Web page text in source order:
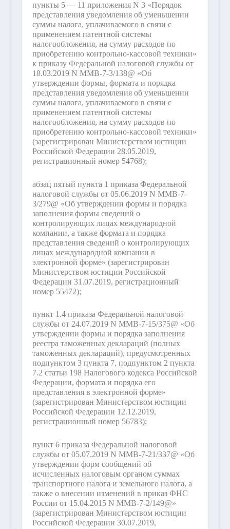
пункты 5 — 11 приложения N 3 «Порядок
представления уведомления об уменьшении
суммы налога, уплачиваемого в связи с
применением патентной системы
налогообложения, на сумму расходов по
приобретению контрольно-кассовой техники»
к приказу Федеральной налоговой службы от
18.03.2019 N ММВ-7-3/138@ «Об
утверждении формы, формата и порядка
представления уведомления об уменьшении
суммы налога, уплачиваемого в связи с
применением патентной системы
налогообложения, на сумму расходов по
приобретению контрольно-кассовой техники»
(зарегистрирован Министерством юстиции
Российской Федерации 28.05.2019,
регистрационный номер 54768);
абзац пятый пункта 1 приказа Федеральной
налоговой службы от 05.06.2019 N ММВ-7-
3/279@ «Об утверждении формы и порядка
заполнения формы сведений о
контролирующих лицах международной
компании, а также формата и порядка
представления сведений о контролирующих
лицах международной компании в
электронной форме» (зарегистрирован
Министерством юстиции Российской
Федерации 31.07.2019, регистрационный
номер 55472);
пункт 1.4 приказа Федеральной налоговой
службы от 24.07.2019 N ММВ-7-15/375@ «Об
утверждении формы и порядка заполнения
реестра таможенных деклараций (полных
таможенных деклараций), предусмотренных
подпунктом 3 пункта 7, подпунктом 2 пункта
7.2 статьи 198 Налогового кодекса Российской
Федерации, формата и порядка его
представления в электронной форме»
(зарегистрирован Министерством юстиции
Российской Федерации 12.12.2019,
регистрационный номер 56783);
пункт 6 приказа Федеральной налоговой
службы от 05.07.2019 N ММВ-7-21/337@ «Об
утверждении форм сообщений об
исчисленных налоговым органом суммах
транспортного налога и земельного налога, а
также о внесении изменений в приказ ФНС
России от 15.04.2015 N ММВ-7-2/149@»
(зарегистрирован Министерством юстиции
Российской Федерации 30.07.2019,